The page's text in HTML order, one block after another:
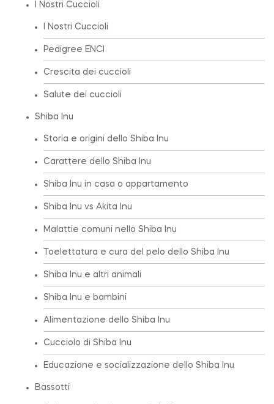
I Nostri Cuccioli
I Nostri Cuccioli
Pedigree ENCI
Crescita dei cuccioli
Salute dei cuccioli
Shiba Inu
Storia e origini dello Shiba Inu
Carattere dello Shiba Inu
Shiba Inu in casa o appartamento
Shiba Inu vs Akita Inu
Malattie comuni nello Shiba Inu
Toelettatura e cura del pelo dello Shiba Inu
Shiba Inu e altri animali
Shiba Inu e bambini
Alimentazione dello Shiba Inu
Cucciolo di Shiba Inu
Educazione e socializzazione dello Shiba Inu
Bassotti